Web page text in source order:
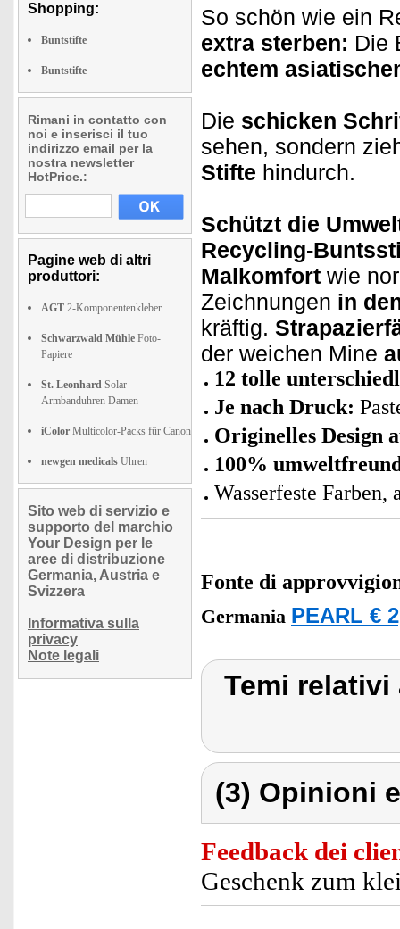
Shopping:
Buntstifte
Buntstifte
Rimani in contatto con
noi e inserisci il tuo
indirizzo email per la
nostra newsletter
HotPrice.:
Pagine web di altri
produttori:
AGT 2-Komponentenkleber
Schwarzwald Mühle Foto-
Papiere
St. Leonhard Solar-
Armbanduhren Damen
iColor Multicolor-Packs für Canon
newgen medicals Uhren
Sito web di servizio e
supporto del marchio
Your Design per le
aree di distribuzione
Germania, Austria e
Svizzera
Informativa sulla
privacy
Note legali
So schön wie ein
extra sterben: Die
echtem
Die schicken
sehen, sondern
Stifte hindurch.
Schützt die
Recycling-
Malkomfort wie
Zeichnungen in
kräftig.
der weichen Mine
12 tolle
Je nach Druck:
Originelles Design
100%
Wasserfeste
Fonte di
Germania PEARL €
Temi
(3) Opinioni
Feedback dei
Geschenk zum